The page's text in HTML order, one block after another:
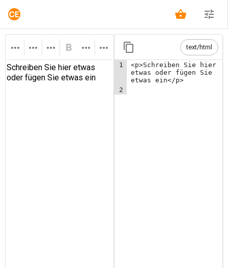
text/html
1 <p>Schreiben Sie
hier
etwas
oder fügen
Sie
etwas ein</p>
2